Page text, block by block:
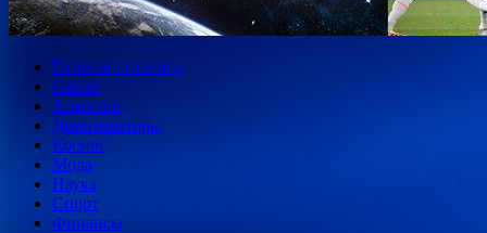
Главная страница
Games
Алкоголь
Демотиваторы
Космос
Мода
Наука
Спорт
Финансы